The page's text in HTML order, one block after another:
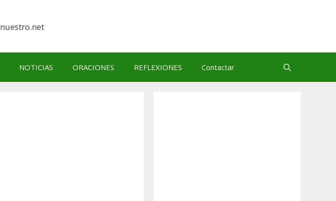
NOTICIAS ORACIONES REFLEXIONES Contactar